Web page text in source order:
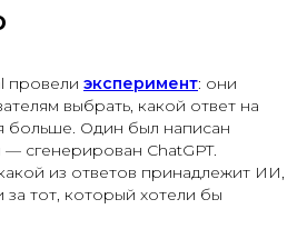
провели эксперимент: они
выбрать, какой ответ на
больше. Один был написан
сгенерирован ChatGPT.
из ответов принадлежит ИИ,
за тот, который хотели бы